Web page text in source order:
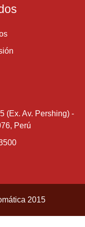
(Ex. Av. Pershing) -
Perú
2015